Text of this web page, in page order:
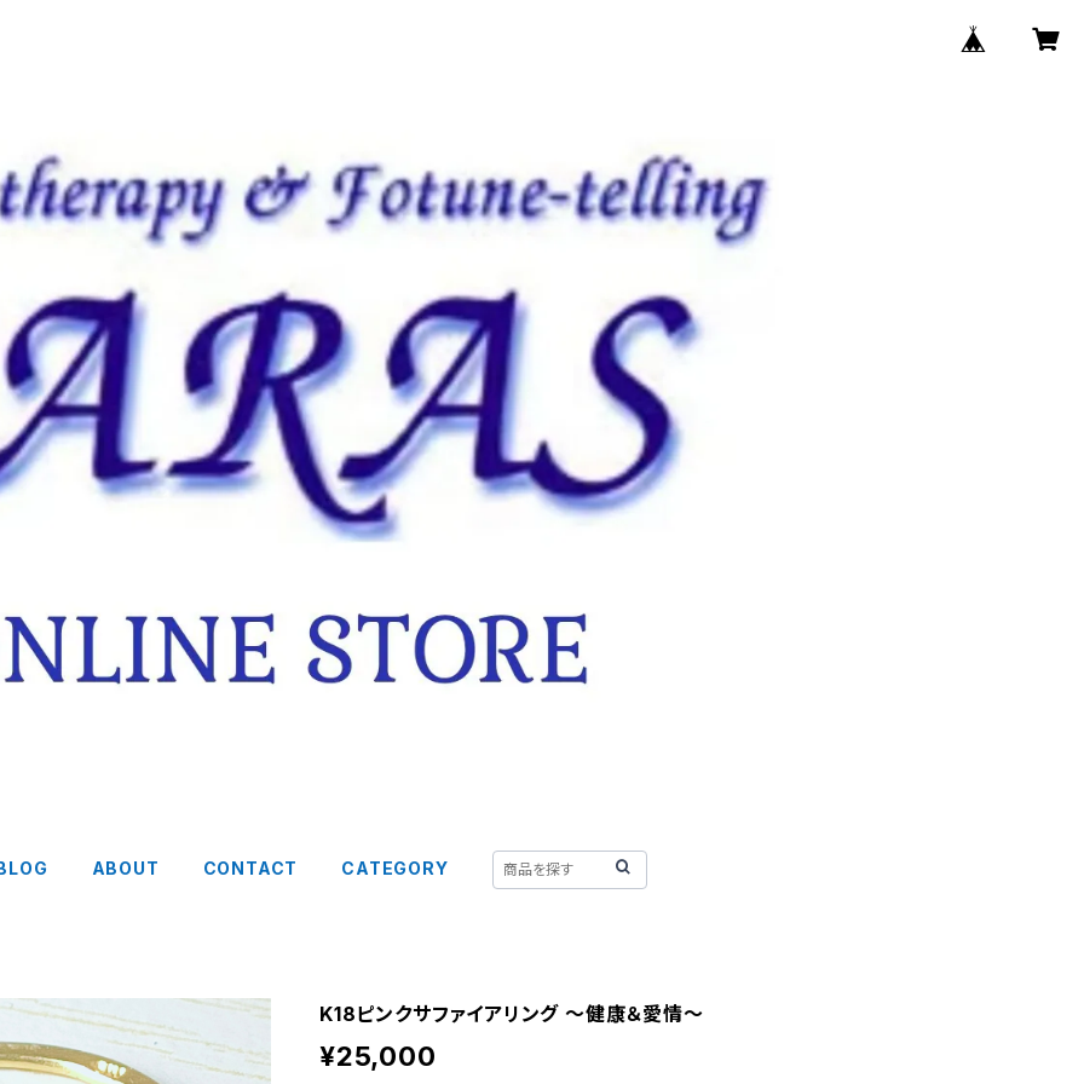
ABOUT CONTACT CATEGORY
K18ピンクサファイアリング ～健康＆愛情～
¥25,000